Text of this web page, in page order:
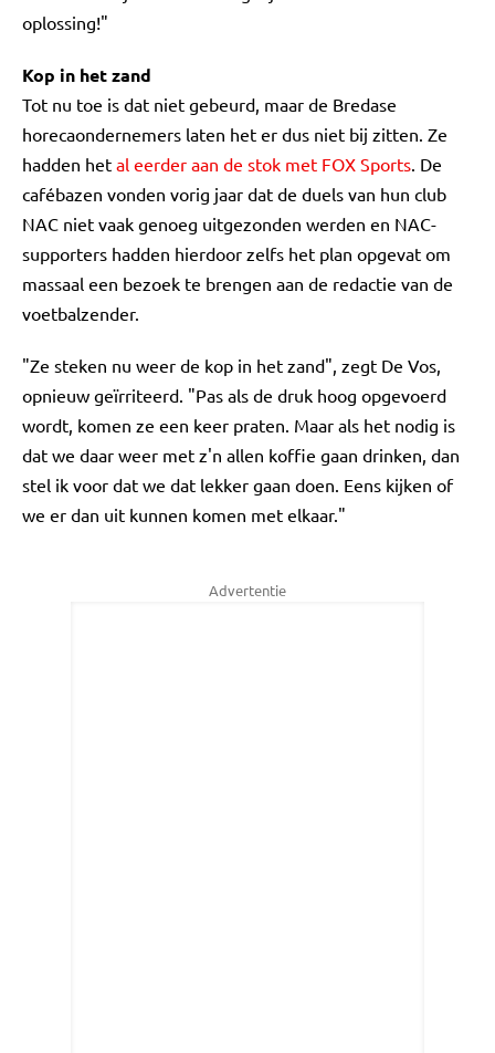
oplossing!"
Kop in het zand
Tot nu toe is dat niet gebeurd, maar de Bredase
horecaondernemers laten het er dus niet bij zitten. Ze
hadden het al eerder aan de stok met FOX Sports. De
cafébazen vonden vorig jaar dat de duels van hun club
NAC niet vaak genoeg uitgezonden werden en NAC-
supporters hadden hierdoor zelfs het plan opgevat om
massaal een bezoek te brengen aan de redactie van de
voetbalzender.
"Ze steken nu weer de kop in het zand", zegt De Vos,
opnieuw geïrriteerd. "Pas als de druk hoog opgevoerd
wordt, komen ze een keer praten. Maar als het nodig is
dat we daar weer met z'n allen koffie gaan drinken, dan
stel ik voor dat we dat lekker gaan doen. Eens kijken of
we er dan uit kunnen komen met elkaar."
Advertentie